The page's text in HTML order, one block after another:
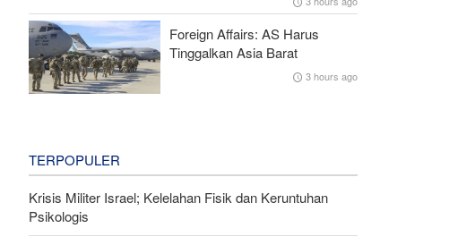
Foreign Affairs: AS Harus
Tinggalkan Asia Barat
3 hours ago
TERPOPULER
Krisis Militer Israel; Kelelahan Fisik dan Keruntuhan
Psikologis